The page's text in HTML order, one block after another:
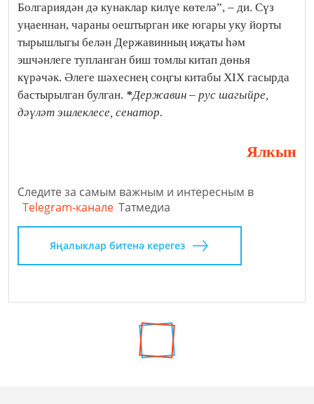
Болгариядән дә кунаклар килүе көтелә”, – ди. Сүз
уңаеннан, чараны оештырган ике югары уку йорты
тырышлыгы белән Державинның иҗаты һәм
эшчәнлеге тупланган биш томлы китап дөнья
күрәчәк. Әлеге шәхеснең соңгы китабы XIX гасырда
бастырылган булган. *Державин – рус шагыйре,
дәүләт эшлеклесе, сенатор.
Ялкын
Следите за самым важным и интересным в
Telegram-канале Татмедиа
Яңалыклар битенә керегез